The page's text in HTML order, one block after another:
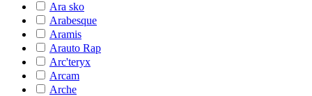
Ara sko
Arabesque
Aramis
Arauto Rap
Arc'teryx
Arcam
Arche